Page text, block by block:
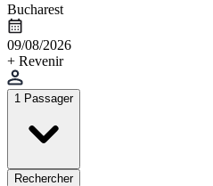
Bucharest
09/08/2026
+ Revenir
1 Passager
Rechercher